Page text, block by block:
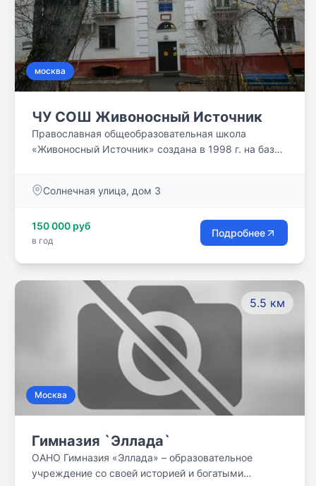
москва
ЧУ СОШ Живоносный Источник
Православная общеобразовательная школа
«Живоносный Источник» создана в 1998 г. на базе
Солнечная улица, дом 3
150 000 руб
в год
Подробнее
5.5 км
Москва
Гимназия `Эллада`
ОАНО Гимназия «Эллада» – образовательное
учреждение со своей историей и богатыми